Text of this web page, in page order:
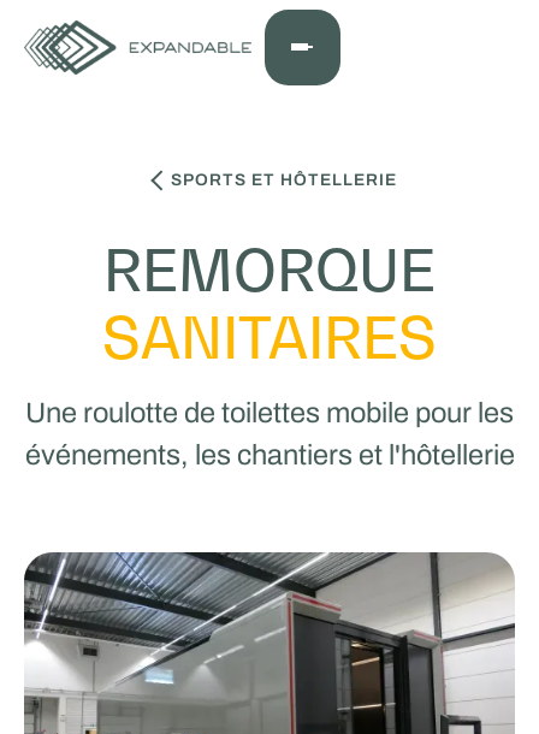
SPORTS ET HÔTELLERIE
REMORQUE
SANITAIRES
Une roulotte de toilettes mobile pour les
événements, les chantiers et l'hôtellerie